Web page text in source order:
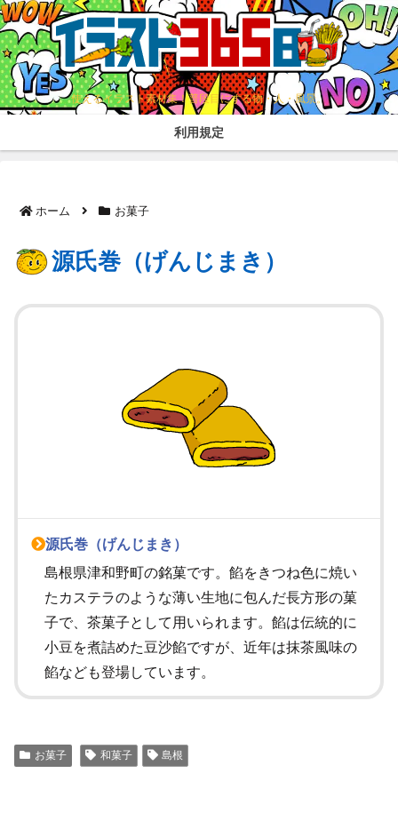
使えるイラスト素材集！普段目にする物・人・風景。
利用規定
ホーム お菓子
源氏巻（げんじまき）
源氏巻（げんじまき）
島根県津和野町の銘菓です。餡をきつね色に焼い
たカステラのような薄い生地に包んだ長方形の菓
子で、茶菓子として用いられます。餡は伝統的に
小豆を煮詰めた豆沙餡ですが、近年は抹茶風味の
餡なども登場しています。
お菓子 和菓子 島根